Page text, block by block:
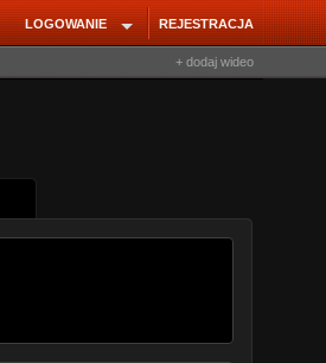
LOGOWANIE REJESTRACJA
+ dodaj wideo